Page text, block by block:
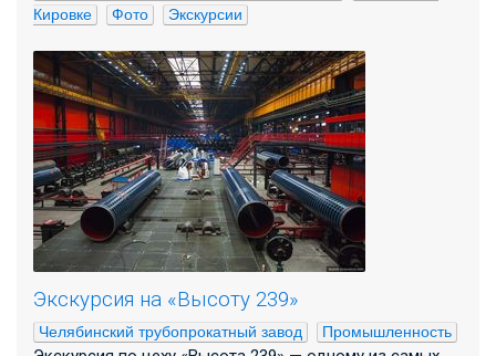
Кировке
Фото Экскурсии
Экскурсия на «Высоту 239»
Челябинский трубопрокатный завод Промышленность